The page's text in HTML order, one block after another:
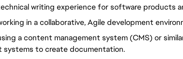
writing experience for software products
in a collaborative, Agile development
a content management system (CMS) or
systems to create documentation.